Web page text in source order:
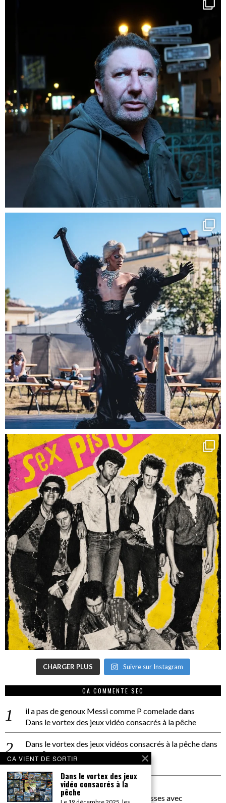
CHARGER PLUS Suivre sur Instagram
CA COMMENTE SEC
il a pas de genoux Messi comme P comeladedans
Dans le vortex des jeux vidéo consacrés à la pêche
Dans le vortex des jeux vidéos consacrés à la pêchedans
PACÔME THIELLEMENT
La séance d’Hip Gnose
La Patrie
dans
On a parlé Dolce Vita et lutte des classes avec
CA VIENT DE SORTIR
Dans le vortex des jeux
vidéo consacrés à la
pêche